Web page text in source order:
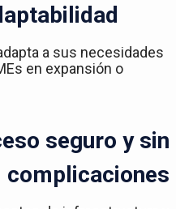
a sus necesidades
en expansión o
seguro y sin
complicaciones